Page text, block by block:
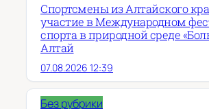
Спортсмены из Алтайского
участие в Международном
спорта в природной среде
Алтай
07.08.2026 12:39
Без рубрики